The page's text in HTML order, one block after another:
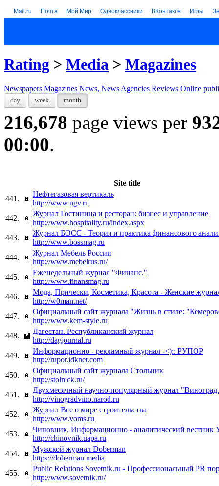
Mail.ru Почта Мой Мир Одноклассники ВКонтакте Игры
Rating > Media > Magazines
Newspapers Magazines News, News Agencies Reviews Online
day week month
216,678 page views per
00:00.
Site title
441.
Нефтегазовая вертикаль
http://www.ngv.ru
442.
Журнал Гостиница и ресторан: бизнес и управление
http://www.hospitality.ru/index.aspx
443.
Журнал БОСС - Теория и практика финансового
http://www.bossmag.ru
444.
Журнал Мебель России
http://www.mebelrus.ru/
445.
Еженедельный журнал "Финанс."
http://www.finansmag.ru
446.
Мода, Прически, Косметика, Красота - Женские
http://w0man.net/
447.
Официальный сайт журнала "Жизнь в стиле:
http://www.kem-style.ru
448.
Дагестан. Республиканский журнал
http://dagjournal.ru
449.
Информационно - рекламный журнал -<):: РУПОР
http://rupor.idknet.com
450.
Официальный сайт журнала Стольник
http://stolnick.ru/
451.
Двухмесячный научно-популярный журнал
http://vinogradvino.narod.ru
452.
Журнал Все о мире строительства
http://www.voms.ru
453.
Чиновник, Информационно - аналитический вестник
http://chinovnik.uapa.ru
454.
Мужской журнал Doberman
https://doberman.media
455.
Public Relations Sovetnik.ru - Профессиональный PR
http://www.sovetnik.ru/